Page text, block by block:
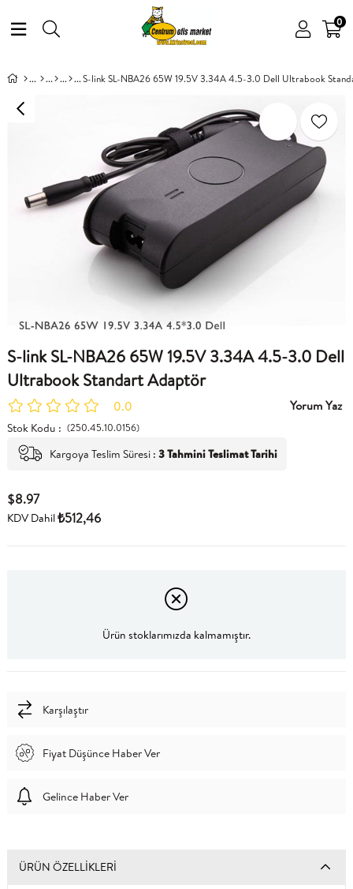
0
S-link SL-NBA26 65W 19.5V 3.34A 4.5-3.0 Dell Ultrabook
S-link SL-NBA26 65W 19.5V 3.34A 4.5-3.0 Dell
Ultrabook Standart Adaptör
0.0 Yorum Yaz
Stok Kodu (250.45.10.0156)
Kargoya Teslim Süresi : 3 Tahmini Teslimat Tarihi
$8.97
KDV Dahil₺512,46
Ürün stoklarımızda kalmamıştır.
Karşılaştır
Fiyat Düşünce Haber Ver
Gelince Haber Ver
ÜRÜN ÖZELLIKLERI